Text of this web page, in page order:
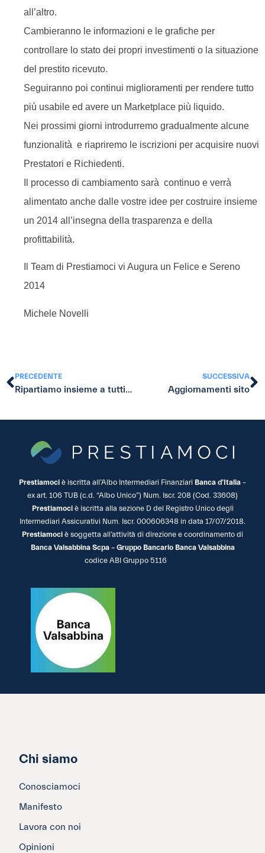
all’altro.
Cambieranno le informazioni e le grafiche per
controllare lo stato dei propri investimenti o la situazione
del prestito ricevuto.
Seguiranno poi continui miglioramenti per rendere tutto
più usabile ed avere un Marketplace più liquido.
Nei prossimi giorni introdurremo gradualmente alcune
funzionalità e riapriremo le iscrizioni per acquisire nuovi
Prestatori e Richiedenti.
Il processo di cambiamento sarà continuo e verrà
alimentato anche dalle vostre idee per costruire insieme
un 2014 all’insegna della trasparenza e della
profittabilità.
Il Team di Prestiamoci vi Augura un Felice e Sereno
2014
Michele Novelli
PRECEDENTE
Ripartiamo insieme a tutti voi!
SUCCESSIVA
Aggiornamenti sito
Prestiamoci è iscritta all’Albo Intermediari Finanziari Banca d’Italia –
ex art. 106 TUB (c.d. “Albo Unico”) Num. Iscr. 208 (Cod. 33608)
Prestiamociè iscritta alla sezione D del Registro Unico degli
Intermediari Assicurativi Num. Iscr. 000606348 in data 17/07/2018.
Prestiamoci è soggetta all’attività di direzione e coordinamento di
Banca Valsabbina Scpa – Gruppo Bancario Banca Valsabbina
codice ABI Gruppo 5116
Chi siamo
Conosciamoci
Manifesto
Lavora con noi
Opinioni